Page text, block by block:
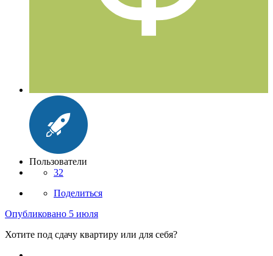
Пользователи
32
Поделиться
Опубликовано 5 июля
Хотите под сдачу квартиру или для себя?